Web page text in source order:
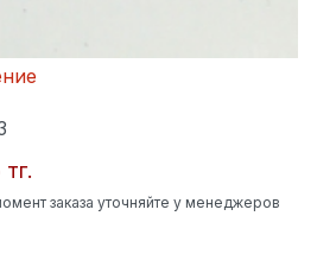
заказа уточняйте у менеджеров